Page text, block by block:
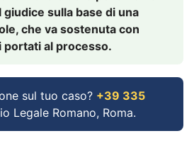
sulla base di una
che va sostenuta con
al processo.
sul tuo caso? +39 335
Legale Romano, Roma.